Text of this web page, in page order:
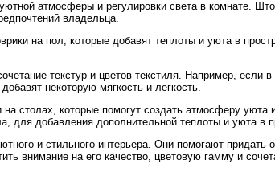
атмосферы и регулировки света в комнате.
владельца.
на пол, которые добавят теплоты и уюта в
текстур и цветов текстиля. Например, если
некоторую мягкость и легкость.
на столах, которые помогут создать атмосферу
для добавления дополнительной теплоты и уюта в
и стильного интерьера. Они помогают придать
внимание на его качество, цветовую гамму и